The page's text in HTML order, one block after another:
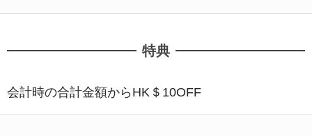
特典
会計時の合計金額からHK＄10OFF